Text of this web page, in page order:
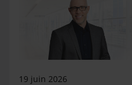
19 juin 2026